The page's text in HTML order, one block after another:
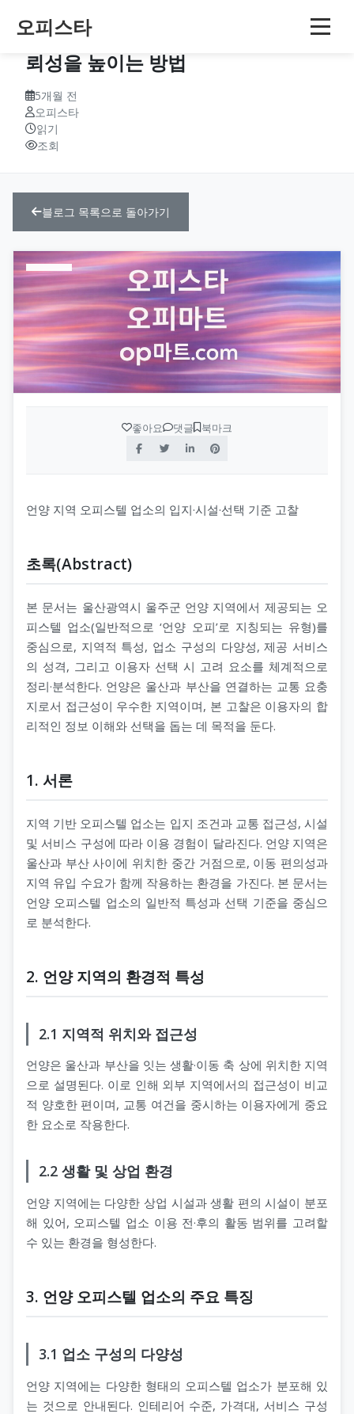
오피스타
데이터 수집 및 분석: 연구 결과의 신
뢰성을 높이는 방법
5개월 전
오피스타
읽기
조회
블로그 목록으로 돌아가기
좋아요 댓글 북마크
언양 지역 오피스텔 업소의 입지·시설·선택 기준 고찰
초록(Abstract)
본 문서는 울산광역시 울주군 언양 지역에서 제공되는 오
피스텔 업소(일반적으로 ‘언양 오피’로 지칭되는 유형)를
중심으로, 지역적 특성, 업소 구성의 다양성, 제공 서비스
의 성격, 그리고 이용자 선택 시 고려 요소를 체계적으로
정리·분석한다. 언양은 울산과 부산을 연결하는 교통 요충
지로서 접근성이 우수한 지역이며, 본 고찰은 이용자의 합
리적인 정보 이해와 선택을 돕는 데 목적을 둔다.
1. 서론
지역 기반 오피스텔 업소는 입지 조건과 교통 접근성, 시설
및 서비스 구성에 따라 이용 경험이 달라진다. 언양 지역은
울산과 부산 사이에 위치한 중간 거점으로, 이동 편의성과
지역 유입 수요가 함께 작용하는 환경을 가진다. 본 문서는
언양 오피스텔 업소의 일반적 특성과 선택 기준을 중심으
로 분석한다.
2. 언양 지역의 환경적 특성
2.1 지역적 위치와 접근성
언양은 울산과 부산을 잇는 생활·이동 축 상에 위치한 지역
으로 설명된다. 이로 인해 외부 지역에서의 접근성이 비교
적 양호한 편이며, 교통 여건을 중시하는 이용자에게 중요
한 요소로 작용한다.
2.2 생활 및 상업 환경
언양 지역에는 다양한 상업 시설과 생활 편의 시설이 분포
해 있어, 오피스텔 업소 이용 전·후의 활동 범위를 고려할
수 있는 환경을 형성한다.
3. 언양 오피스텔 업소의 주요 특징
3.1 업소 구성의 다양성
언양 지역에는 다양한 형태의 오피스텔 업소가 분포해 있
는 것으로 안내된다. 인테리어 수준, 가격대, 서비스 구성